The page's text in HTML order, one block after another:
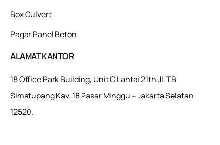
Box Culvert
Pagar Panel Beton
ALAMAT KANTOR
18 Office Park Building, Unit C Lantai 21th Jl. TB
Simatupang Kav. 18 Pasar Minggu – Jakarta Selatan
12520.